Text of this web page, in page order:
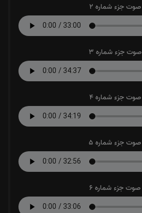
صوت جزء شماره 2
صوت جزء شماره 3
صوت جزء شماره 4
صوت جزء شماره 5
صوت جزء شماره 6